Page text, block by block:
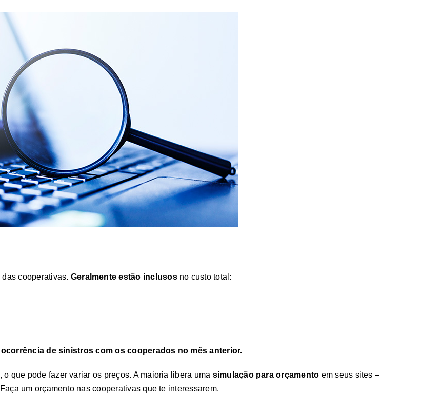
cooperativas. Geralmente estão inclusosno custo total:
de sinistros com os cooperados no mês anterior.
que pode fazer variar os preços. A maioria libera uma simulação para orçamento em seus sites –
um orçamento nas cooperativas que te interessarem.